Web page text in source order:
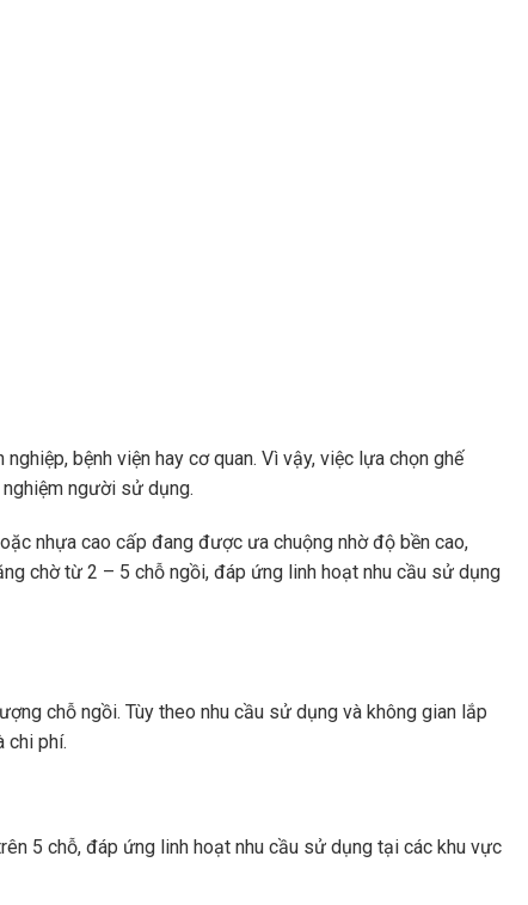
bệnh viện hay cơ quan. Vì vậy, việc lựa chọn ghế
người sử dụng.
nhựa cao cấp đang được ưa chuộng nhờ độ bền cao,
chờ từ 2 – 5 chỗ ngồi, đáp ứng linh hoạt nhu cầu sử dụng
chỗ ngồi. Tùy theo nhu cầu sử dụng và không gian lắp
chi phí.
5 chỗ, đáp ứng linh hoạt nhu cầu sử dụng tại các khu vực